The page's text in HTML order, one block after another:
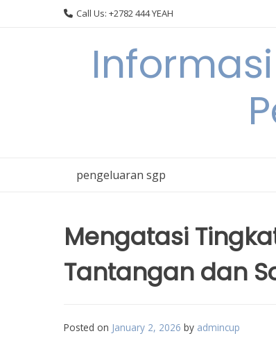
Call Us: +2782 444 YEAH
pengeluaran sgp
Mengatasi
Tantangan dan
Posted on January 2, 2026 by admincup